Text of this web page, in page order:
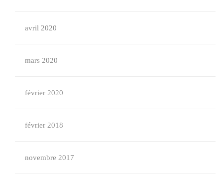
avril 2020
mars 2020
février 2020
février 2018
novembre 2017